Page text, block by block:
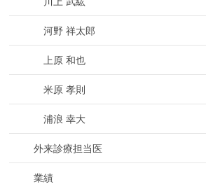
河野 祥太郎
上原 和也
米原 孝則
浦浪 幸大
外来診療担当医
業績